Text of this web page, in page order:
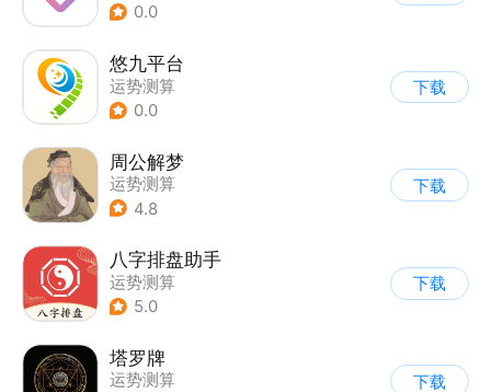
0.0
悠九平台
运势测算
0.0
下载
周公解梦
运势测算
4.8
下载
八字排盘助手
运势测算
5.0
下载
塔罗牌
运势测算
下载